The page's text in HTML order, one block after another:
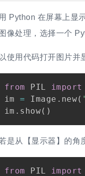
Python 在屏幕上显
像处理，选择一个
使用代码打开图片并
from PIL import
im = Image . new(
im . show( )
是从【显示器】的角
from PIL import